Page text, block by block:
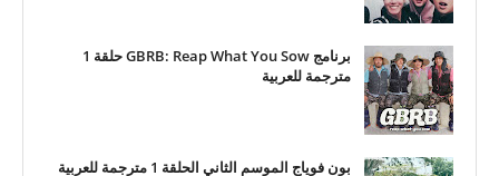
برنامج GBRB: Reap What You Sow حلقة 1
مترجمة للعربية
بون فوياج الموسم الثاني الحلقة 1 مترجمة للعربية